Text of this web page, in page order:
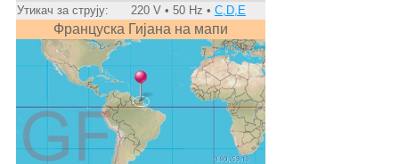
Утикач за струју:
220 V • 50 Hz • C,D,E
Француска Гијана на мапи